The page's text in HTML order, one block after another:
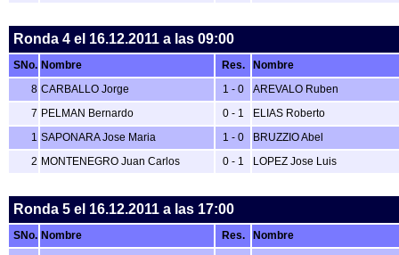
Ronda 4 el 16.12.2011 a las 09:00
SNo. Nombre Res.
Nombre
8 CARBALLO Jorge 1 - 0
AREVALO Ruben
7 PELMAN Bernardo 0 - 1
ELIAS Roberto
1 SAPONARA Jose Maria 1 - 0
BRUZZIO Abel
2 MONTENEGRO Juan Carlos 0 - 1 LOPEZ Jose Luis
Ronda 5 el 16.12.2011 a las 17:00
SNo. Nombre Res.
Nombre